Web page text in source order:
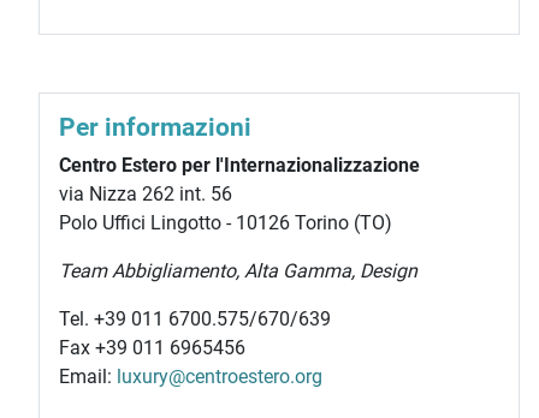
Per informazioni
Centro Estero per l'Internazionalizzazione
via Nizza 262 int. 56
Polo Uffici Lingotto - 10126 Torino (TO)
Team Abbigliamento, Alta Gamma, Design
Tel. +39 011 6700.575/670/639
Fax +39 011 6965456
Email: luxury@centroestero.org